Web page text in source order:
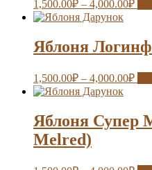
1,500.00₽ – 4,000.00₽
Яблоня
1,500.00₽ – 4,000.00₽
Яблоня Супер
Melred)